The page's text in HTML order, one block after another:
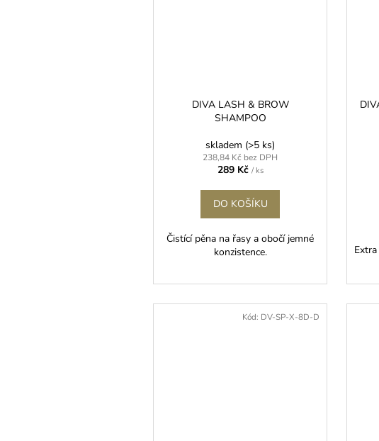
DIVA LASH & BROW
SHAMPOO
skladem (>5 ks)
238,84 Kč bez DPH
289 Kč / ks
DO KOŠÍKU
Čistící pěna na řasy a obočí jemné
konzistence.
Kód: DV-SP-X-8D-D